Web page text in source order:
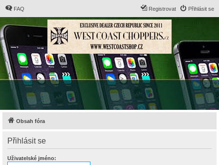
FAQ Přihlásit se
Registrovat
Obsah fóra
Přihlásit se
Uživatelské jméno: